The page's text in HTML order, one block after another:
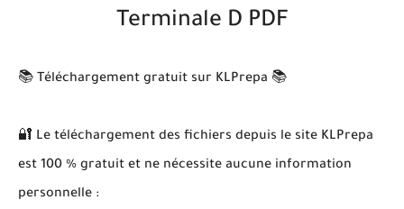
Terminale D PDF
📚 Téléchargement gratuit sur KLPrepa 📚
🔐 Le téléchargement des fichiers depuis le site KLPrepa
est 100 % gratuit et ne nécessite aucune information
personnelle :